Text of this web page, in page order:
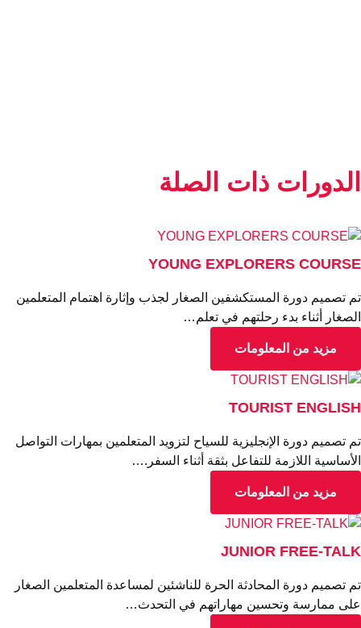
ذات الصلة
YOUNG EXPLORERS
تصميم دورة المستكشفين الصغار لجذب وإثارة اهتمام المتعلمين
أثناء بدء رحلتهم في تعلم…
مزيد من المعلومات
TOURIST
تصميم دورة الإنجليزية للسياح لتزويد المتعلمين بمهارات التواصل
اللازمة للتفاعل بثقة أثناء السفر.…
مزيد من المعلومات
JUNIOR FREE-
تصميم دورة المحادثة الحرة للناشئين لمساعدة المتعلمين الصغار
ممارسة وتحسين مهاراتهم في التحدث…